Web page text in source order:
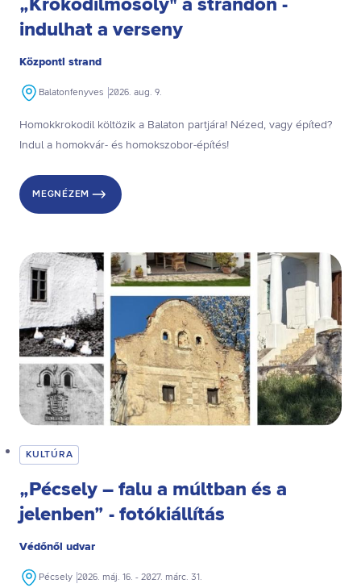
indulhat a verseny
Központi strand
Balatonfenyves 2026. aug. 9.
Homokkrokodil költözik a Balaton partjára! Nézed, vagy építed?
Indul a homokvár- és homokszobor-építés!
MEGNÉZEM
KULTÚRA
„Pécsely – falu a múltban és a
jelenben” - fotókiállítás
Védőnői udvar
Pécsely 2026. máj. 16. - 2027. márc. 31.